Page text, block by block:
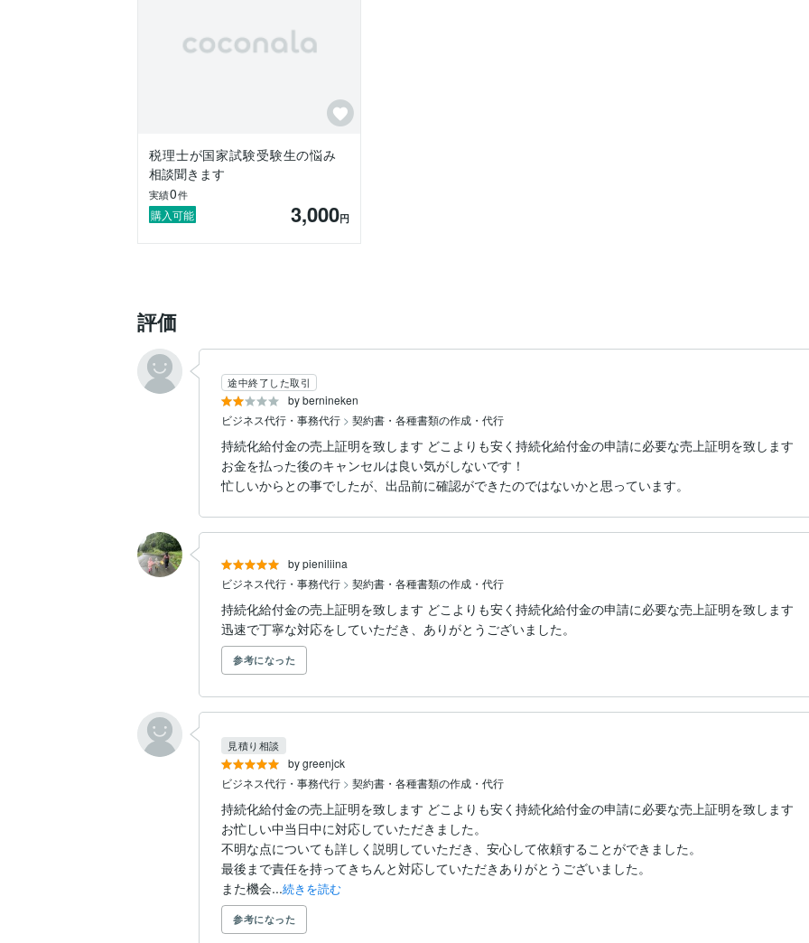
税理士が国家試験受験生の悩み
相談聞きます
実績0件
購入可能 3,000円
評価
by bernineken
途中終了した取引
ビジネス代行・事務代行 > 契約書・各種書類の作成・代行
持続化給付金の売上証明を致します どこよりも安く持続化給付金の申請に必要な売上証明を致します
お金を払った後のキャンセルは良い気がしないです！
忙しいからとの事でしたが、出品前に確認ができたのではないかと思っています。
by pieniliina
ビジネス代行・事務代行 > 契約書・各種書類の作成・代行
持続化給付金の売上証明を致します どこよりも安く持続化給付金の申請に必要な売上証明を致します
迅速で丁寧な対応をしていただき、ありがとうございました。
参考になった
by greenjck
見積り相談
ビジネス代行・事務代行 > 契約書・各種書類の作成・代行
持続化給付金の売上証明を致します どこよりも安く持続化給付金の申請に必要な売上証明を致します
お忙しい中当日中に対応していただきました。
不明な点についても詳しく説明していただき、安心して依頼することができました。
最後まで責任を持ってきちんと対応していただきありがとうございました。
また機会...続きを読む
参考になった